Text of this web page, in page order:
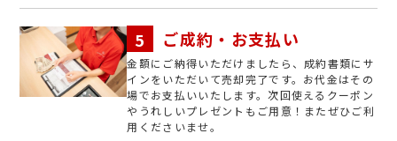
ご成約・お支払い
金額にご納得いただけましたら、成約書類にサ
インをいただいて売却完了です。お代金はその
場でお支払いいたします。次回使えるクーポン
やうれしいプレゼントもご用意！またぜひご利
用くださいませ。